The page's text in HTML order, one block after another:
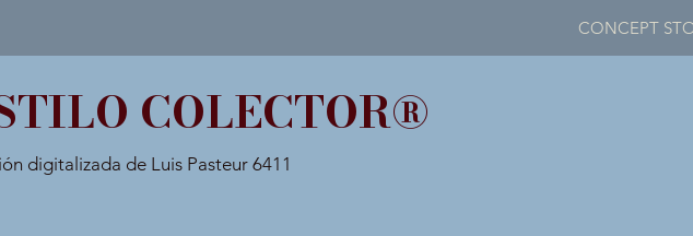
CONCEPT
COLECTOR®
digitalizada de Luis Pasteur 6411